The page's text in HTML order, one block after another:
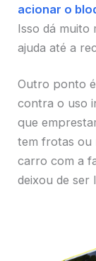
acionar o
Isso dá muito
ajuda até a
Outro ponto
contra o uso
que
tem frotas ou
carro com a
deixou de ser